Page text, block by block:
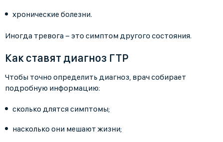
хронические болезни.
Иногда тревога − это симптом другого состояния.
Как ставят диагноз ГТР
Чтобы точно определить диагноз, врач собирает
подробную информацию:
сколько длятся симптомы;
насколько они мешают жизни;